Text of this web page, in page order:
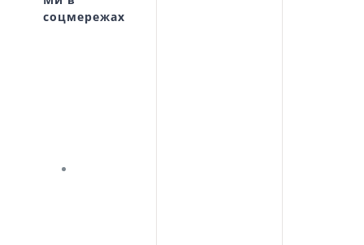
соцмережах